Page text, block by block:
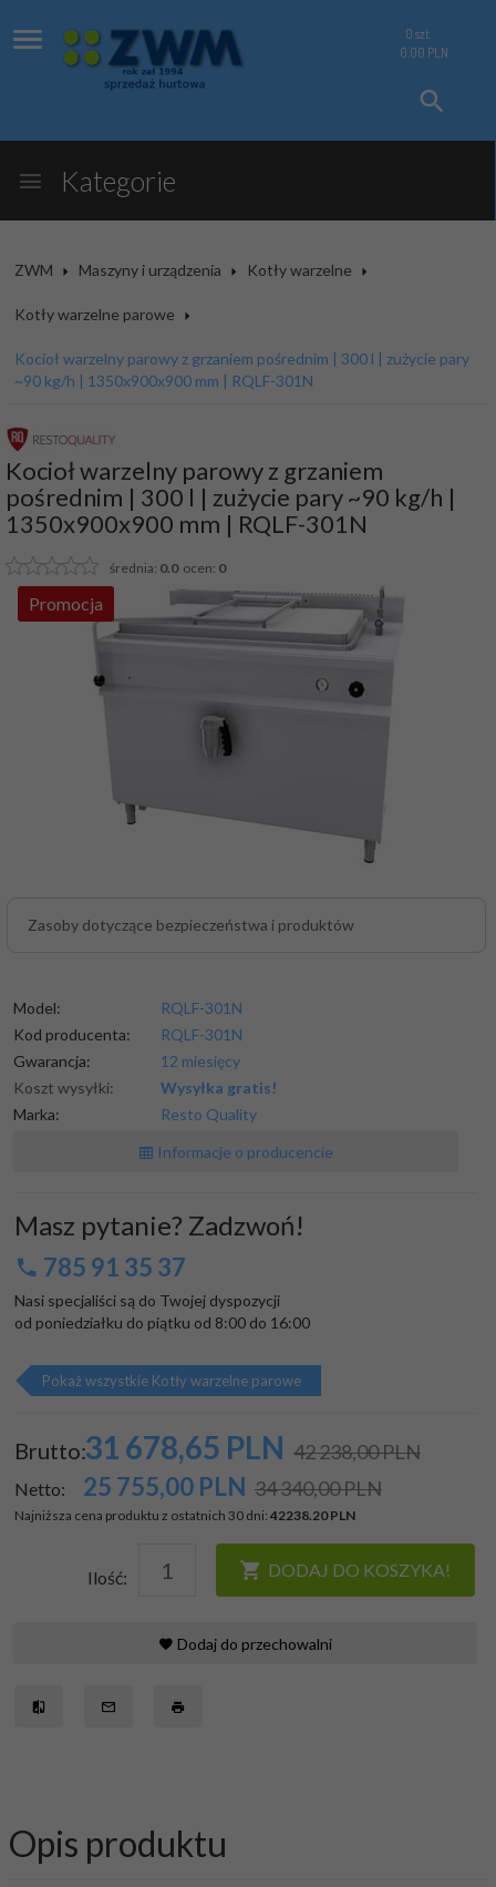
0 szt.
0.00 PLN
Kategorie
ZWM Maszyny i urządzenia Kotły warzelne
Kotły warzelne parowe
Kocioł warzelny parowy z grzaniem pośrednim | 300 l | zużycie pary
~90 kg/h | 1350x900x900 mm | RQLF-301N
Kocioł warzelny parowy z grzaniem
pośrednim | 300 l | zużycie pary ~90 kg/h |
1350x900x900 mm | RQLF-301N
średnia: 0.0ocen: 0
Promocja
Zasoby dotyczące bezpieczeństwa i produktów
Model:
RQLF-301N
Kod producenta:
RQLF-301N
Gwarancja:
12 miesięcy
Koszt wysyłki:
Wysyłka gratis!
Marka:
Resto Quality
Informacje o producencie
Masz pytanie? Zadzwoń!
785 91 35 37
Nasi specjaliści są do Twojej dyspozycji
od poniedziałku do piątku od 8:00 do 16:00
Pokaż wszystkie Kotły warzelne parowe
Brutto:31 678,65 PLN 42 238,00 PLN
Netto: 25 755,00 PLN 34 340,00 PLN
Najniższa cena produktu z ostatnich 30 dni: 42238.20 PLN
Ilość: DODAJ DO KOSZYKA!
Dodaj do przechowalni
Opis produktu